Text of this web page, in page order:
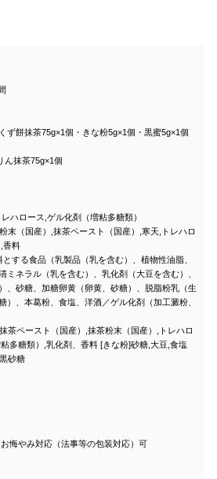
ず餅抹茶75g×1個・きな粉5g×1個・黒蜜5g×1個
ん抹茶75g×1個
ハロース,ゲル化剤（増粘多糖類）
末（国産）,抹茶ペースト（国産）,寒天,トレハロ
香料
する食品（乳製品（乳を含む）、植物性油脂、
ミネラル（乳を含む）、乳化剤（大豆を含む）、
、砂糖、加糖卵黄（卵黄、砂糖）、脱脂粉乳（生
）、本葛粉、食塩、洋酒／ゲル化剤（加工澱粉、
茶ペースト（国産）,抹茶粉末（国産）,トレハロ
多糖類）,乳化剤、香料 [きな粉]砂糖,大豆,食塩
砂糖
悔やみ対応（法事等の包装対応）可